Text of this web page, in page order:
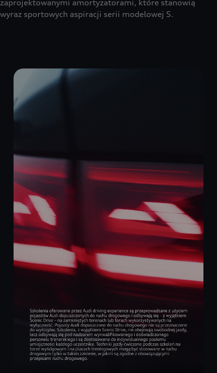
zaprojektowanymi amortyzatorami, które stanowią
wyraz sportowych aspiracji serii modelowej S.